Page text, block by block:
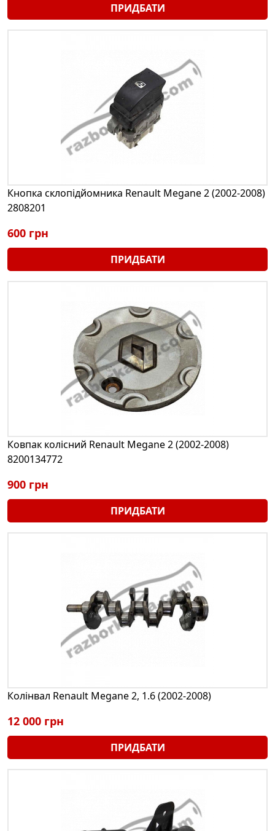
ПРИДБАТИ
Кнопка склопідйомника Renault Megane 2 (2002-2008)
2808201
600 грн
ПРИДБАТИ
Ковпак колісний Renault Megane 2 (2002-2008)
8200134772
900 грн
ПРИДБАТИ
Колінвал Renault Megane 2, 1.6 (2002-2008)
12 000 грн
ПРИДБАТИ